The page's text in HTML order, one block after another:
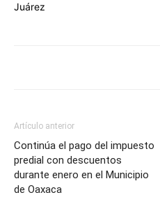
Juárez
Artículo anterior
Continúa el pago del impuesto
predial con descuentos
durante enero en el Municipio
de Oaxaca